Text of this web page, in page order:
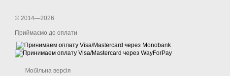
© 2014—2026
Приймаємо до оплати
Мобільна версія